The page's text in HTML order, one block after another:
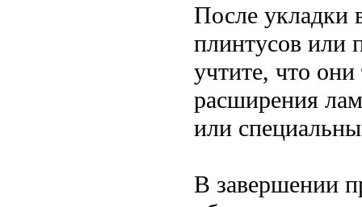
После укладки
плинтусов или
учтите, что
расширения
или
В завершении